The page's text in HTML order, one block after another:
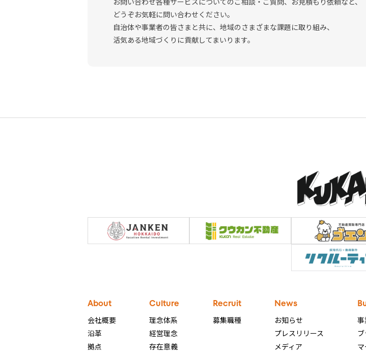
どうぞお気軽に問い合わせください。
自治体や事業者の皆さまと共に、地域のさまざまな課題に取り組み、
活気ある地域づくりに貢献してまいります。
About
会社概要
沿革
拠点
Culture
理念体系
経営理念
存在意義
Recruit
募集職種
News
お知らせ
プレスリリース
メディア